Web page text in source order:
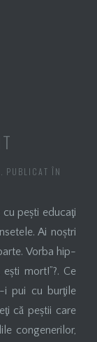
. PUBLICAT ÎN
pești educaţi
Ai noștri
Vorba hip-
mort!”?. Ce
i pui cu burţile
că peștii care
congenerilor,